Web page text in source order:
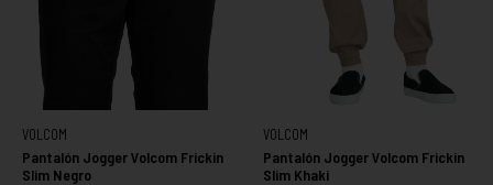
VOLCOM
Pantalón Jogger Volcom Frickin
Slim Negro
VOLCOM
Pantalón Jogger Volcom Frickin
Slim Khaki